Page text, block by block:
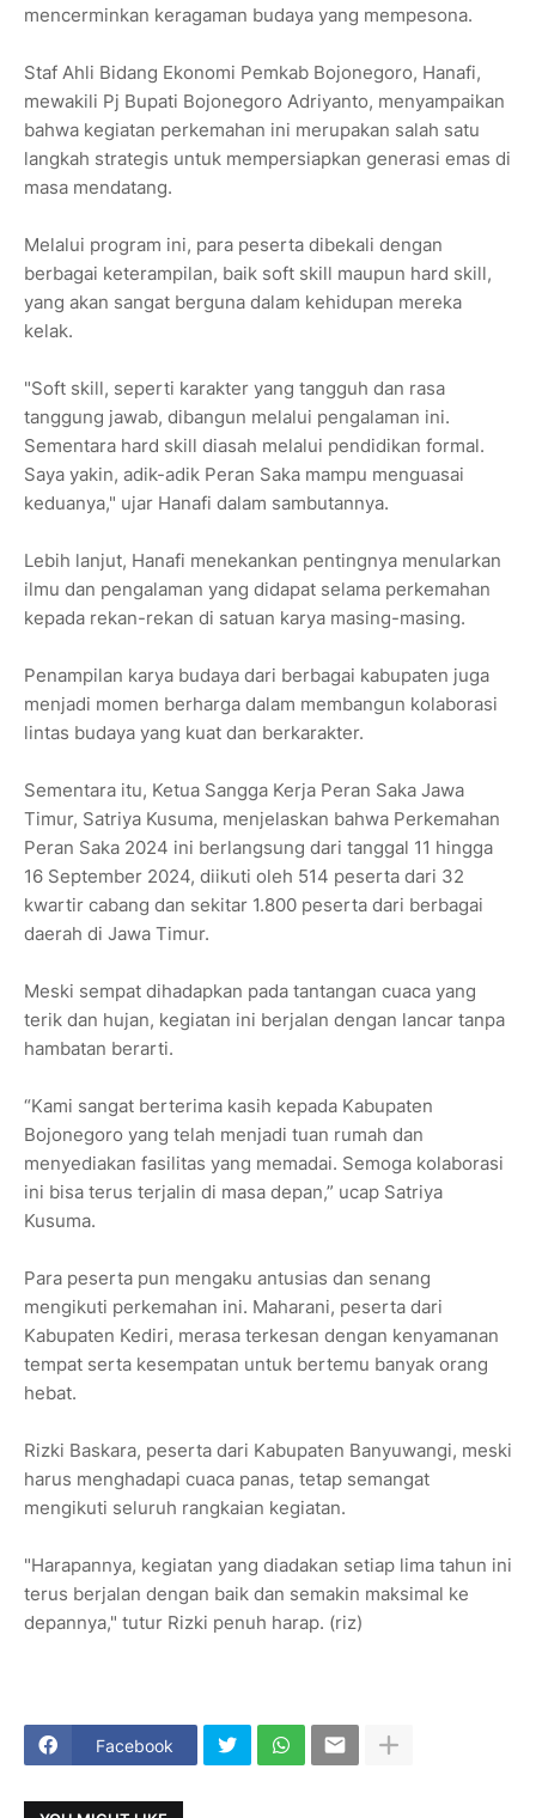
mencerminkan keragaman budaya yang mempesona.
Staf Ahli Bidang Ekonomi Pemkab Bojonegoro, Hanafi,
mewakili Pj Bupati Bojonegoro Adriyanto, menyampaikan
bahwa kegiatan perkemahan ini merupakan salah satu
langkah strategis untuk mempersiapkan generasi emas di
masa mendatang.
Melalui program ini, para peserta dibekali dengan
berbagai keterampilan, baik soft skill maupun hard skill,
yang akan sangat berguna dalam kehidupan mereka
kelak.
"Soft skill, seperti karakter yang tangguh dan rasa
tanggung jawab, dibangun melalui pengalaman ini.
Sementara hard skill diasah melalui pendidikan formal.
Saya yakin, adik-adik Peran Saka mampu menguasai
keduanya," ujar Hanafi dalam sambutannya.
Lebih lanjut, Hanafi menekankan pentingnya menularkan
ilmu dan pengalaman yang didapat selama perkemahan
kepada rekan-rekan di satuan karya masing-masing.
Penampilan karya budaya dari berbagai kabupaten juga
menjadi momen berharga dalam membangun kolaborasi
lintas budaya yang kuat dan berkarakter.
Sementara itu, Ketua Sangga Kerja Peran Saka Jawa
Timur, Satriya Kusuma, menjelaskan bahwa Perkemahan
Peran Saka 2024 ini berlangsung dari tanggal 11 hingga
16 September 2024, diikuti oleh 514 peserta dari 32
kwartir cabang dan sekitar 1.800 peserta dari berbagai
daerah di Jawa Timur.
Meski sempat dihadapkan pada tantangan cuaca yang
terik dan hujan, kegiatan ini berjalan dengan lancar tanpa
hambatan berarti.
“Kami sangat berterima kasih kepada Kabupaten
Bojonegoro yang telah menjadi tuan rumah dan
menyediakan fasilitas yang memadai. Semoga kolaborasi
ini bisa terus terjalin di masa depan,” ucap Satriya
Kusuma.
Para peserta pun mengaku antusias dan senang
mengikuti perkemahan ini. Maharani, peserta dari
Kabupaten Kediri, merasa terkesan dengan kenyamanan
tempat serta kesempatan untuk bertemu banyak orang
hebat.
Rizki Baskara, peserta dari Kabupaten Banyuwangi, meski
harus menghadapi cuaca panas, tetap semangat
mengikuti seluruh rangkaian kegiatan.
"Harapannya, kegiatan yang diadakan setiap lima tahun ini
terus berjalan dengan baik dan semakin maksimal ke
depannya," tutur Rizki penuh harap. (riz)
Facebook